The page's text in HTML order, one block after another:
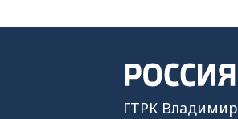
ГТРК Владимир